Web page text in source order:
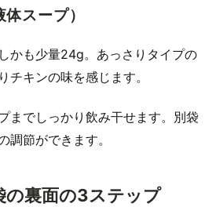
スープ）
かも少量24g。あっさりタイプの
チキンの味を感じます。
までしっかり飲み干せます。別袋
調節ができます。
の裏面の3ステップ